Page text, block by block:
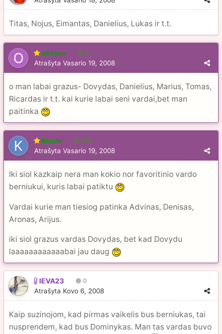
Titas, Nojus, Eimantas, Danielius, Lukas ir t.t.
oksana 2
Atrašyta Vasario 19, 2008
o man labai grazus- Dovydas, Danielius, Marius, Tomas,
Ricardas ir t.t. kai kurie labai seni vardai,bet man
paitinka
kicule 104
Atrašyta Vasario 19, 2008
Iki siol kazkaip nera man kokio nor favoritinio vardo
berniukui, kuris labai patiktu
Vardai kurie man tiesiog patinka Advinas, Denisas,
Aronas, Arijus.
iki siol grazus vardas Dovydas, bet kad Dovydu
laaaaaaaaaaaabai jau daug
IEVA23 0
Atrašyta Kovo 6, 2008
Kaip suzinojom, kad pirmas vaikelis bus berniukas, tai
nusprendem, kad bus Dominykas. Man tas vardas buvo